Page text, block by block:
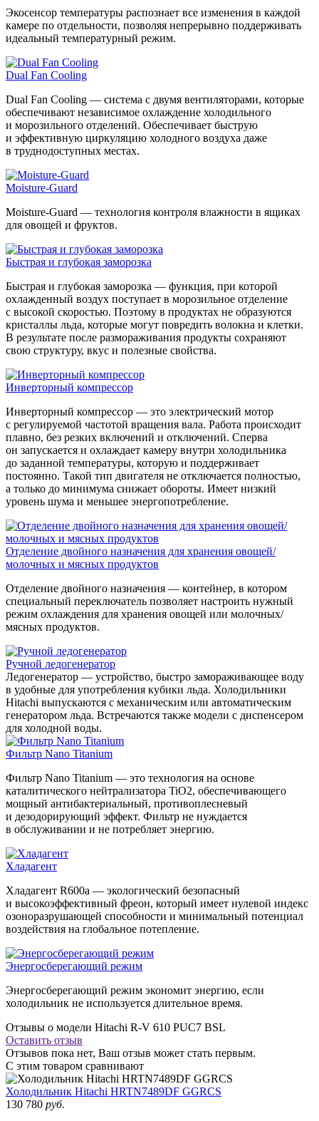
Экосенсор температуры распознает все изменения в каждой
камере по отдельности, позволяя непрерывно поддерживать
идеальный температурный режим.
Dual Fan Cooling
Dual Fan Cooling — система с двумя вентиляторами, которые
обеспечивают независимое охлаждение холодильного
и морозильного отделений. Обеспечивает быструю
и эффективную циркуляцию холодного воздуха даже
в труднодоступных местах.
Moisture-Guard
Moisture-Guard — технология контроля влажности в ящиках
для овощей и фруктов.
Быстрая и глубокая заморозка
Быстрая и глубокая заморозка — функция, при которой
охлажденный воздух поступает в морозильное отделение
с высокой скоростью. Поэтому в продуктах не образуются
кристаллы льда, которые могут повредить волокна и клетки.
В результате после размораживания продукты сохраняют
свою структуру, вкус и полезные свойства.
Инверторный компрессор
Инверторный компрессор — это электрический мотор
с регулируемой частотой вращения вала. Работа происходит
плавно, без резких включений и отключений. Сперва
он запускается и охлаждает камеру внутри холодильника
до заданной температуры, которую и поддерживает
постоянно. Такой тип двигателя не отключается полностью,
а только до минимума снижает обороты. Имеет низкий
уровень шума и меньшее энергопотребление.
Отделение двойного назначения для хранения овощей/
молочных и мясных продуктов
Отделение двойного назначения — контейнер, в котором
специальный переключатель позволяет настроить нужный
режим охлаждения для хранения овощей или молочных/
мясных продуктов.
Ручной ледогенератор
Ледогенератор — устройство, быстро замораживающее воду
в удобные для употребления кубики льда. Холодильники
Hitachi выпускаются с механическим или автоматическим
генератором льда. Встречаются также модели с диспенсером
для холодной воды.
Фильтр Nano Titanium
Фильтр Nano Titanium — это технология на основе
каталитического нейтрализатора TiO2, обеспечивающего
мощный антибактериальный, противоплесневый
и дезодорирующий эффект. Фильтр не нуждается
в обслуживании и не потребляет энергию.
Хладагент
Хладагент R600a — экологический безопасный
и высокоэффективный фреон, который имеет нулевой индекс
озоноразрушающей способности и минимальный потенциал
воздействия на глобальное потепление.
Энергосберегающий режим
Энергосберегающий режим экономит энергию, если
холодильник не используется длительное время.
Отзывы о модели Hitachi R-V 610 PUC7 BSL
Оставить отзыв
Отзывов пока нет, Ваш отзыв может стать первым.
С этим товаром сравнивают
Холодильник Hitachi HRTN7489DF GGRCS
130 780 руб.